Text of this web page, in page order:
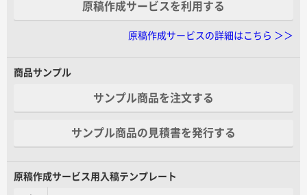
原稿作成サービスを利用する
原稿作成サービスの詳細はこちら ＞＞
商品サンプル
サンプル商品を注文する
サンプル商品の見積書を発行する
原稿作成サービス用入稿テンプレート